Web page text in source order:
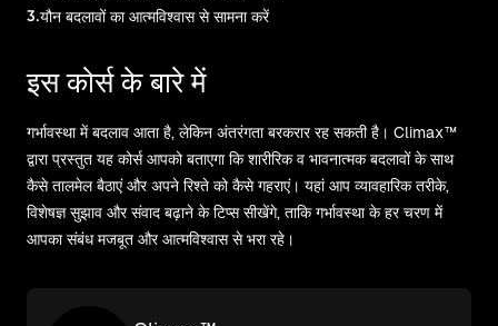
3.यौन बदलावों का आत्मविश्वास से सामना करें
इस कोर्स के बारे में
गर्भावस्था में बदलाव आता है, लेकिन अंतरंगता बरकरार रह सकती है। Climax™
द्वारा प्रस्तुत यह कोर्स आपको बताएगा कि शारीरिक व भावनात्मक बदलावों के साथ
कैसे तालमेल बैठाएं और अपने रिश्ते को कैसे गहराएं। यहां आप व्यावहारिक तरीके,
विशेषज्ञ सुझाव और संवाद बढ़ाने के टिप्स सीखेंगे, ताकि गर्भावस्था के हर चरण में
आपका संबंध मजबूत और आत्मविश्वास से भरा रहे।